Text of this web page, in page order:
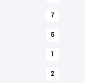
7
5
1
2